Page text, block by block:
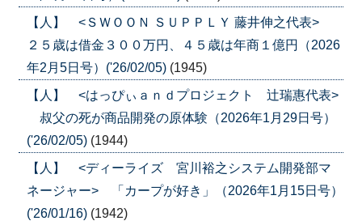
【人】 <ＳＷＯＯＮ ＳＵＰＰＬＹ 藤井伸之代表>
２５歳は借金３００万円、４５歳は年商１億円（2026
年2月5日号）('26/02/05) (1945)
【人】 <はっぴぃａｎｄプロジェクト 辻瑞惠代表>
叔父の死が商品開発の原体験（2026年1月29日号）
('26/02/05) (1944)
【人】 <ディーライズ 宮川裕之システム開発部マ
ネージャー> 「カープが好き」（2026年1月15日号）
('26/01/16) (1942)